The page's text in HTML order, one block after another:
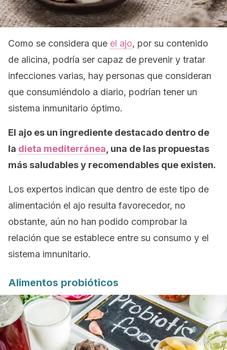
Como se considera que el ajo, por su contenido
de alicina, podría ser capaz de prevenir y tratar
infecciones varias, hay personas que consideran
que consumiéndolo a diario, podrían tener un
sistema inmunitario óptimo.
El ajo es un ingrediente destacado dentro de
la dieta mediterránea , una de las propuestas
más saludables y recomendables que existen.
Los expertos indican que dentro de este tipo de
alimentación el ajo resulta favorecedor, no
obstante, aún no han podido comprobar la
relación que se establece entre su consumo y el
sistema imnunitario.
Alimentos probióticos